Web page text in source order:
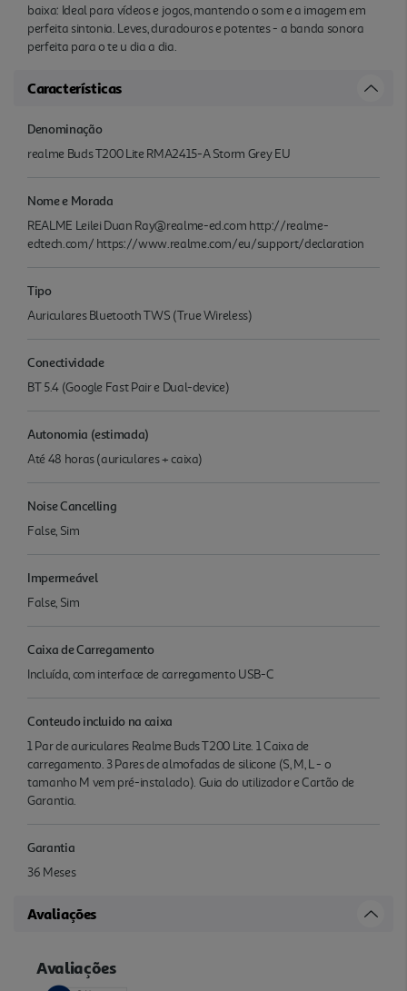
baixa: Ideal para vídeos e jogos, mantendo o som e a imagem em
perfeita sintonia. Leves, duradouros e potentes - a banda sonora
perfeita para o te u dia a dia.
Características
Denominação
realme Buds T200 Lite RMA2415-A Storm Grey EU
Nome e Morada
REALME Leilei Duan Ray@realme-ed.com http://realme-
edtech.com/ https://www.realme.com/eu/support/declaration
Tipo
Auriculares Bluetooth TWS (True Wireless)
Conectividade
BT 5.4 (Google Fast Pair e Dual-device)
Autonomia (estimada)
Até 48 horas (auriculares + caixa)
Noise Cancelling
False, Sim
Impermeável
False, Sim
Caixa de Carregamento
Incluída, com interface de carregamento USB-C
Conteudo incluido na caixa
1 Par de auriculares Realme Buds T200 Lite. 1 Caixa de
carregamento. 3 Pares de almofadas de silicone (S, M, L - o
tamanho M vem pré-instalado). Guia do utilizador e Cartão de
Garantia.
Garantia
36 Meses
Avaliações